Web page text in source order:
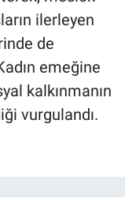
ilerleyen
de
emeğine
kalkınmanın
vurgulandı.